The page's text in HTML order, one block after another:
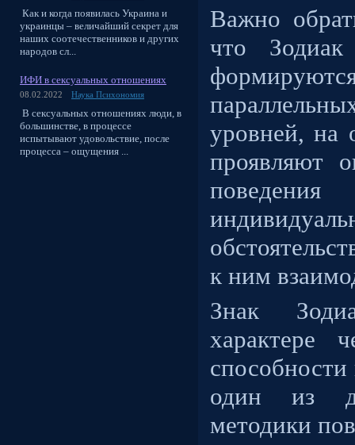
Как и когда появилась Украина и
украинцы – величайший секрет для
наших соотечественников и других
народов сл...
ИФИ в сексуальных отношениях
08.02.2022 Наука Психономия
В сексуальных отношениях люди, в
большинстве, в процессе
испытывают удовольствие, после
процесса – ощущения ...
Важно
что
уровней, на
проявляют
к ним
Знак
характере
способности
один из
методики